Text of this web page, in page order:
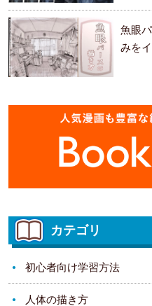
ます。
魚眼
みを
カテゴリ
初心者向け学習方法
人体の描き方